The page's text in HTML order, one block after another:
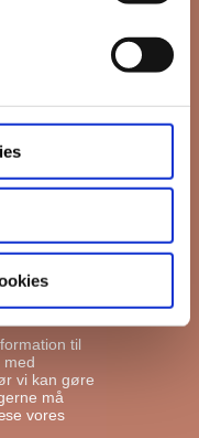
til
med
vi kan gøre
må
vores